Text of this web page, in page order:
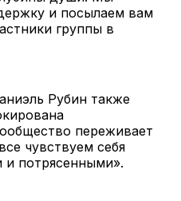
и посылаем вам
группы в
Рубин также
переживает
чувствуем себя
потрясенными».